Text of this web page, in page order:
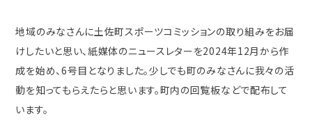
地域のみなさんに土佐町スポーツコミッションの取り組みをお届
けしたいと思い、紙媒体のニュースレターを2024年12月から作
成を始め、6号目となりました。少しでも町のみなさんに我々の活
動を知ってもらえたらと思います。町内の回覧板などで配布して
います。